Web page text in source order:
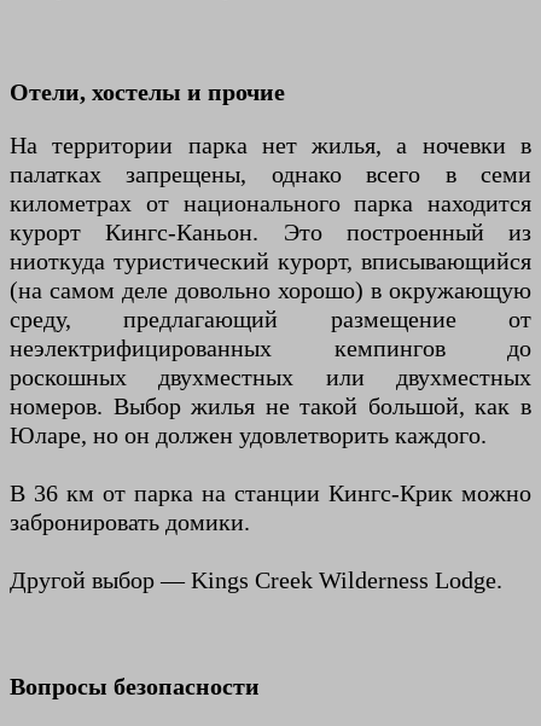
Отели, хостелы и прочие
На территории парка нет жилья, а ночевки в
палатках запрещены, однако всего в семи
километрах от национального парка находится
курорт Кингс-Каньон. Это построенный из
ниоткуда туристический курорт, вписывающийся
(на самом деле довольно хорошо) в окружающую
среду, предлагающий размещение от
неэлектрифицированных кемпингов до
роскошных двухместных или двухместных
номеров. Выбор жилья не такой большой, как в
Юларе, но он должен удовлетворить каждого.
В 36 км от парка на станции Кингс-Крик можно
забронировать домики.
Другой выбор — Kings Creek Wilderness Lodge.
Вопросы безопасности